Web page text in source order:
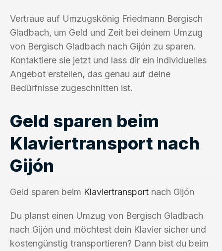
Vertraue auf Umzugskönig Friedmann Bergisch
Gladbach, um Geld und Zeit bei deinem Umzug
von Bergisch Gladbach nach Gijón zu sparen.
Kontaktiere sie jetzt und lass dir ein individuelles
Angebot erstellen, das genau auf deine
Bedürfnisse zugeschnitten ist.
Geld sparen beim
Klaviertransport nach
Gijón
Geld sparen beim Klaviertransport nach Gijón
Du planst einen Umzug von Bergisch Gladbach
nach Gijón und möchtest dein Klavier sicher und
kostengünstig transportieren? Dann bist du beim